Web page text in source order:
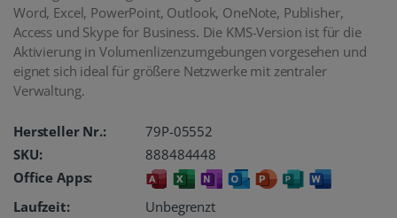
Word, Excel, PowerPoint, Outlook, OneNote, Publisher,
Access und Skype for Business. Die KMS-Version ist für die
Aktivierung in Volumenlizenzumgebungen vorgesehen und
eignet sich ideal für größere Netzwerke mit zentraler
Verwaltung.
Hersteller Nr.:
79P-05552
SKU:
888484448
Office Apps:
Laufzeit:
Unbegrenzt